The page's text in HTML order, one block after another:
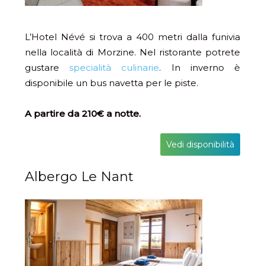
L’Hotel Névé si trova a 400 metri dalla funivia
nella località di Morzine. Nel ristorante potrete
gustarespecialità culinarie. In inverno è
disponibile un bus navetta per le piste.
A partire da 210€ a notte.
Vedi disponibilità
Albergo Le Nant